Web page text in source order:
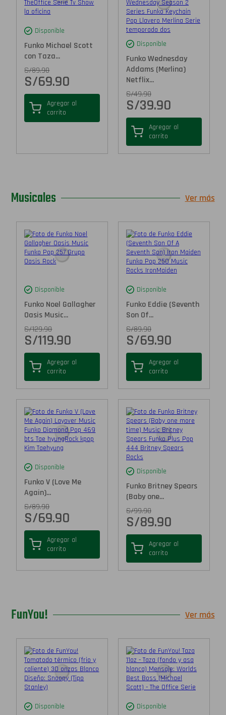
Disponible
Funko Michael Scott
con Taza...
S/89.90
S/69.90
Agregar al
carrito
Disponible
Funko Wednesday
Addams (Merlina)
Netflix...
S/49.90
S/39.90
Agregar al
carrito
Musicales Ver más
Disponible
Funko Noel Gallagher
Oasis Music...
S/129.90
S/119.90
Agregar al
carrito
Disponible
Funko Eddie (Seventh
Son Of...
S/89.90
S/69.90
Agregar al
carrito
Disponible
Funko V (Love Me
Again)...
S/89.90
S/69.90
Agregar al
carrito
Disponible
Funko Britney Spears
(Baby one...
S/99.90
S/89.90
Agregar al
carrito
FunYou! Ver más
Disponible Disponible